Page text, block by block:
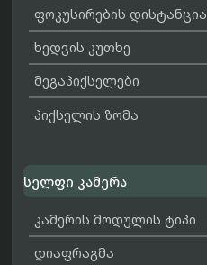
ფოკუსირების დისტანცია
ხედვის კუთხე
მეგაპიქსელები
პიქსელის ზომა
სელფი კამერა
კამერის მოდულის ტიპი
დიაფრაგმა